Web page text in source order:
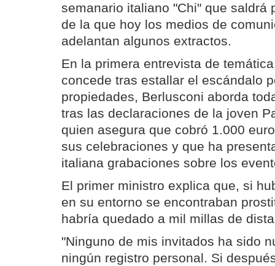
semanario italiano "Chi" que saldrá
de la que hoy los medios de
adelantan algunos extractos.
En la primera entrevista de
concede tras estallar el escándalo
propiedades, Berlusconi aborda
tras las declaraciones de la joven
quien asegura que cobró 1.000
sus celebraciones y que ha
italiana grabaciones sobre los
El primer ministro explica que, si
en su entorno se encontraban
habría quedado a mil millas de
"Ninguno de mis invitados ha sido
ningún registro personal. Si